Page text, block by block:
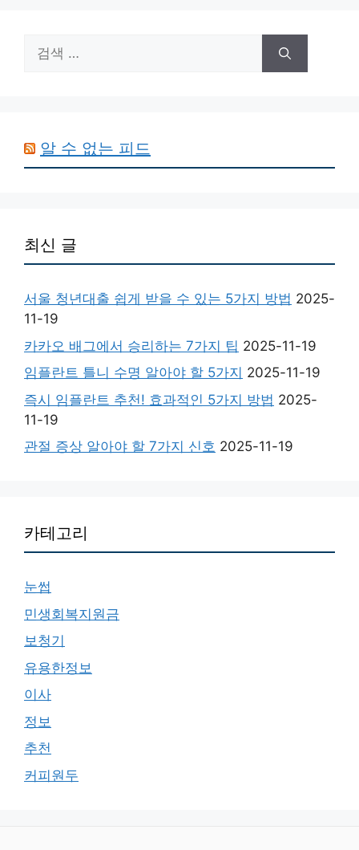
색:
알 수 없는 피드
최신 글
서울 청년대출 쉽게 받을 수 있는 5가지 방법 2025-
11-19
카카오 배그에서 승리하는 7가지 팁 2025-11-19
임플란트 틀니 수명 알아야 할 5가지 2025-11-19
즉시 임플란트 추천! 효과적인 5가지 방법 2025-
11-19
관절 증상 알아야 할 7가지 신호 2025-11-19
카테고리
눈썹
민생회복지원금
보청기
유용한정보
이사
정보
추천
커피원두